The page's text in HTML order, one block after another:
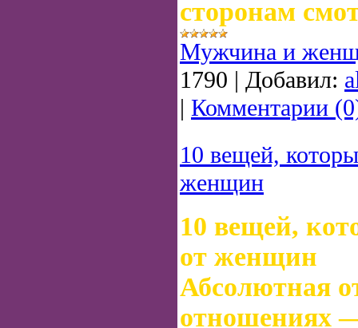
сторонам
Мужчина и
1790 | Добавил:
| Комментарии
10 вещей,
женщин
10 вещей,
от женщин
Абсолютная
отношениях